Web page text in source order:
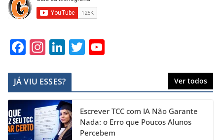
F
c
e
b
o
In
a
gr
a
m
Li
k
e
dI
n
T
er T
u
b
JÁ VIU ESSES? Ver todos
Escrever TCC com IA Não Garante
Nada: o Erro que Poucos Alunos
Percebem